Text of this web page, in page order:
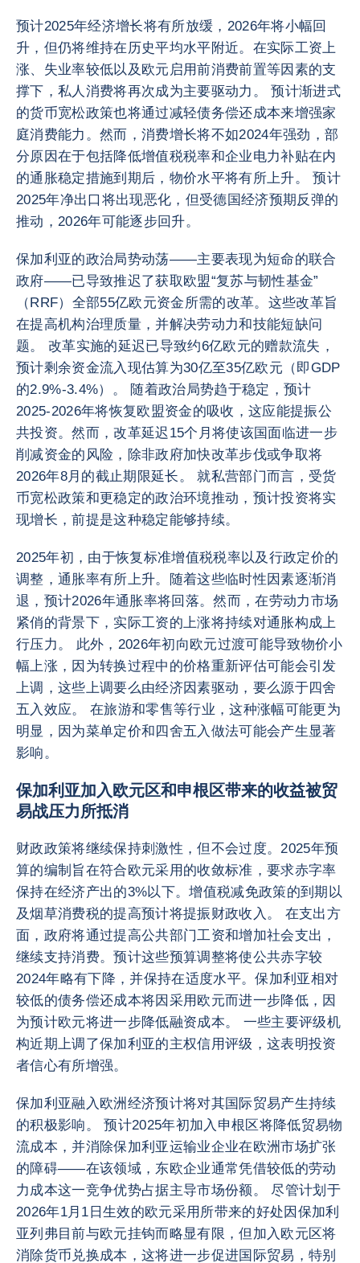
预计2025年经济增长将有所放缓，2026年将小幅回
升，但仍将维持在历史平均水平附近。在实际工资上
涨、失业率较低以及欧元启用前消费前置等因素的支
撑下，私人消费将再次成为主要驱动力。 预计渐进式
的货币宽松政策也将通过减轻债务偿还成本来增强家
庭消费能力。然而，消费增长将不如2024年强劲，部
分原因在于包括降低增值税税率和企业电力补贴在内
的通胀稳定措施到期后，物价水平将有所上升。 预计
2025年净出口将出现恶化，但受德国经济预期反弹的
推动，2026年可能逐步回升。
保加利亚的政治局势动荡——主要表现为短命的联合
政府——已导致推迟了获取欧盟“复苏与韧性基金”
（RRF）全部55亿欧元资金所需的改革。这些改革旨
在提高机构治理质量，并解决劳动力和技能短缺问
题。 改革实施的延迟已导致约6亿欧元的赠款流失，
预计剩余资金流入现估算为30亿至35亿欧元（即GDP
的2.9%-3.4%）。 随着政治局势趋于稳定，预计
2025-2026年将恢复欧盟资金的吸收，这应能提振公
共投资。然而，改革延迟15个月将使该国面临进一步
削减资金的风险，除非政府加快改革步伐或争取将
2026年8月的截止期限延长。 就私营部门而言，受货
币宽松政策和更稳定的政治环境推动，预计投资将实
现增长，前提是这种稳定能够持续。
2025年初，由于恢复标准增值税税率以及行政定价的
调整，通胀率有所上升。随着这些临时性因素逐渐消
退，预计2026年通胀率将回落。然而，在劳动力市场
紧俏的背景下，实际工资的上涨将持续对通胀构成上
行压力。 此外，2026年初向欧元过渡可能导致物价小
幅上涨，因为转换过程中的价格重新评估可能会引发
上调，这些上调要么由经济因素驱动，要么源于四舍
五入效应。 在旅游和零售等行业，这种涨幅可能更为
明显，因为菜单定价和四舍五入做法可能会产生显著
影响。
保加利亚加入欧元区和申根区带来的收益被贸
易战压力所抵消
财政政策将继续保持刺激性，但不会过度。2025年预
算的编制旨在符合欧元采用的收敛标准，要求赤字率
保持在经济产出的3%以下。增值税减免政策的到期以
及烟草消费税的提高预计将提振财政收入。 在支出方
面，政府将通过提高公共部门工资和增加社会支出，
继续支持消费。预计这些预算调整将使公共赤字较
2024年略有下降，并保持在适度水平。保加利亚相对
较低的债务偿还成本将因采用欧元而进一步降低，因
为预计欧元将进一步降低融资成本。 一些主要评级机
构近期上调了保加利亚的主权信用评级，这表明投资
者信心有所增强。
保加利亚融入欧洲经济预计将对其国际贸易产生持续
的积极影响。 预计2025年初加入申根区将降低贸易物
流成本，并消除保加利亚运输业企业在欧洲市场扩张
的障碍——在该领域，东欧企业通常凭借较低的劳动
力成本这一竞争优势占据主导市场份额。 尽管计划于
2026年1月1日生效的欧元采用所带来的好处因保加利
亚列弗目前与欧元挂钩而略显有限，但加入欧元区将
消除货币兑换成本，这将进一步促进国际贸易，特别